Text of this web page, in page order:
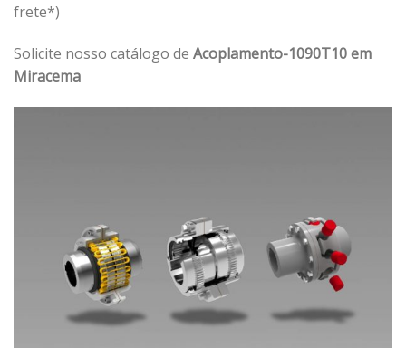
frete*)
Solicite nosso catálogo de Acoplamento-1090T10 em
Miracema